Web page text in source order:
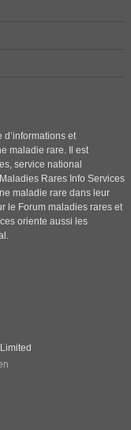
et
maladie rare. Il est
service national
Rares Info Services
maladie rare dans leur
le Forum maladies rares et
oriente aussi les